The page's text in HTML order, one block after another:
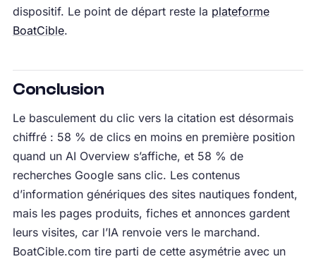
dispositif. Le point de départ reste la plateforme
BoatCible.
Conclusion
Le basculement du clic vers la citation est désormais
chiffré : 58 % de clics en moins en première position
quand un AI Overview s’affiche, et 58 % de
recherches Google sans clic. Les contenus
d’information génériques des sites nautiques fondent,
mais les pages produits, fiches et annonces gardent
leurs visites, car l’IA renvoie vers le marchand.
BoatCible.com tire parti de cette asymétrie avec un